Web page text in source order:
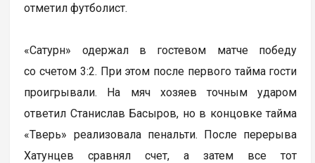
отметил футболист.
«Сатурн» одержал в гостевом матче победу
со счетом 3:2. При этом после первого тайма гости
проигрывали. На мяч хозяев точным ударом
ответил Станислав Басыров, но в концовке тайма
«Тверь» реализовала пенальти. После перерыва
Хатунцев сравнял счет, а затем все тот